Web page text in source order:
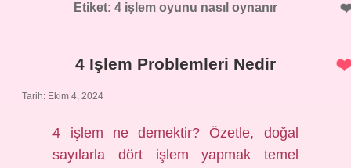
Etiket: 4 işlem oyunu nasıl oynanır
4 Işlem Problemleri Nedir
Tarih: Ekim 4, 2024
4 işlem ne demektir? Özetle, doğal
sayılarla dört işlem yapmak temel